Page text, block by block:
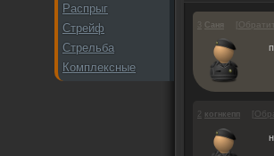
Распрыг
Стрейф
Стрельба
Комплексные
Саня [
2 когнкепп